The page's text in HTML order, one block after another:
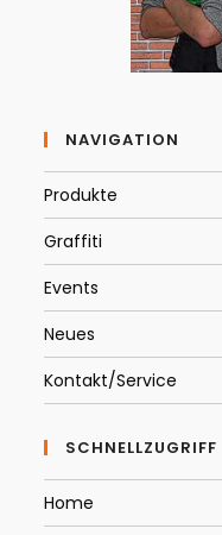
NAVIGATION
Produkte
Graffiti
Events
Neues
Kontakt/Service
SCHNELLZUGRIFF
Home